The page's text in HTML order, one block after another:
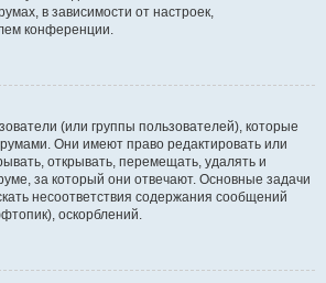
в зависимости от настроек,
конференции.
(или группы пользователей), которые
Они имеют право редактировать или
открывать, перемещать, удалять и
за который они отвечают. Основные задачи
несоответствия содержания сообщений
оскорблений.